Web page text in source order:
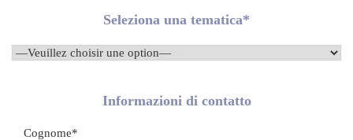
Seleziona una tematica*
Informazioni di contatto
Cognome*